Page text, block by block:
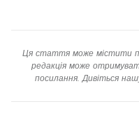
Ця стаття може містити
редакція може
посилання. Дивіться